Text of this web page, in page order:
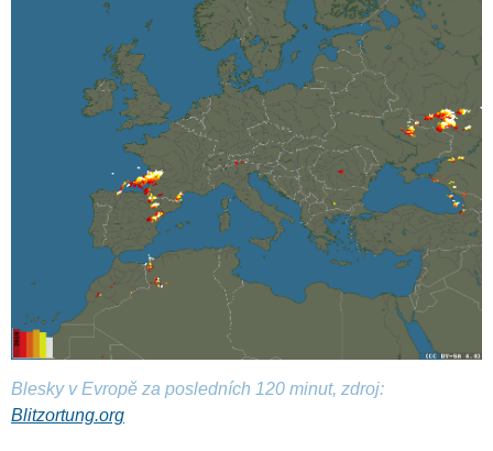
Blesky v Evropě za posledních 120 minut, zdroj:
Blitzortung.org